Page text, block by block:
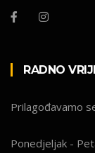
RADNO
Prilagođavamo
Ponedjeljak -